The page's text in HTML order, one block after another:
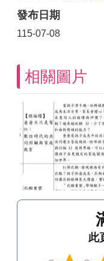
發布日期
115-07-08
相關圖片
此